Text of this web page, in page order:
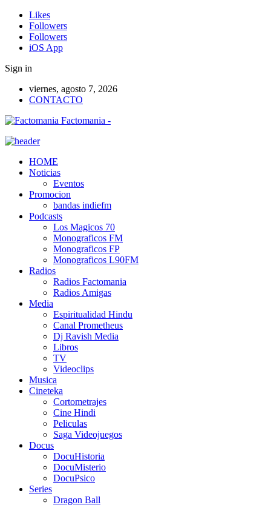
Likes
Followers
Followers
iOS App
Sign in
viernes, agosto 7, 2026
CONTACTO
Factomania -
HOME
Noticias
Eventos
Promocion
bandas indiefm
Podcasts
Los Magicos 70
Monograficos FM
Monograficos FP
Monograficos L90FM
Radios
Radios Factomania
Radios Amigas
Media
Espiritualidad Hindu
Canal Prometheus
Dj Ravish Media
Libros
TV
Videoclips
Musica
Cineteka
Cortometrajes
Cine Hindi
Peliculas
Saga Videojuegos
Docus
DocuHistoria
DocuMisterio
DocuPsico
Series
Dragon Ball